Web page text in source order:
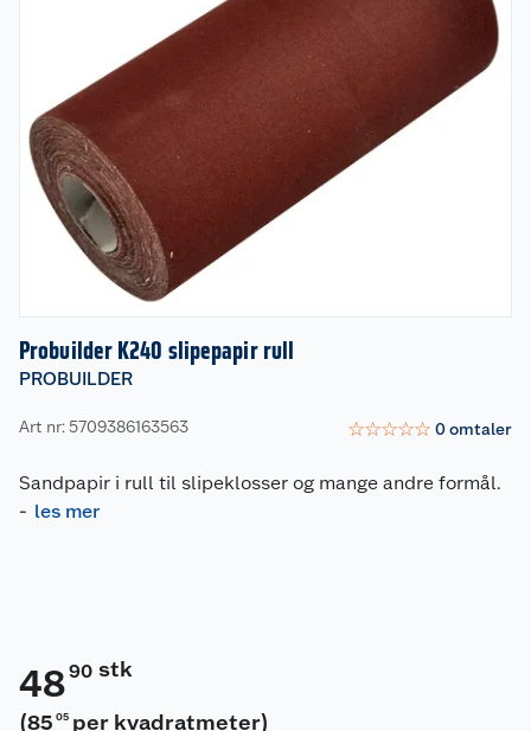
Probuilder K240 slipepapir rull
PROBUILDER
Art nr: 5709386163563 ☆☆☆☆☆ 0omtaler
Sandpapir i rull til slipeklosser og mange andre formål.
- les mer
4890 stk
(85 05 per kvadratmeter)